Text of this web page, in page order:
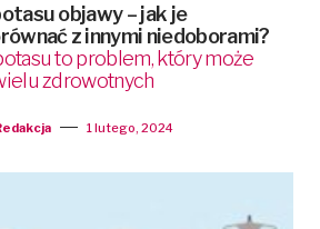
objawy – jak je
z innymi niedoborami?
to problem, który może
zdrowotnych
1 lutego, 2024